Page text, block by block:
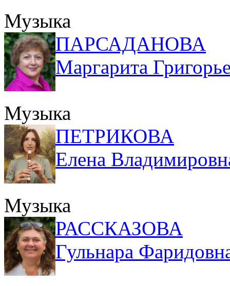
Музыка
ПАРСАДАНОВА
Маргарита
Музыка
ПЕТРИКОВА
Елена
Музыка
РАССКАЗОВА
Гульнара